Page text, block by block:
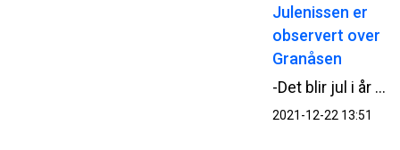
Julenissen er
observert over
Granåsen
-Det blir jul i år også! Julenissen er observert over Granåsen i Trondheim. Det kan pressesjef og nisseobservatør i NCC, Tor Heimdahl, fortelle.
2021-12-22 13:51